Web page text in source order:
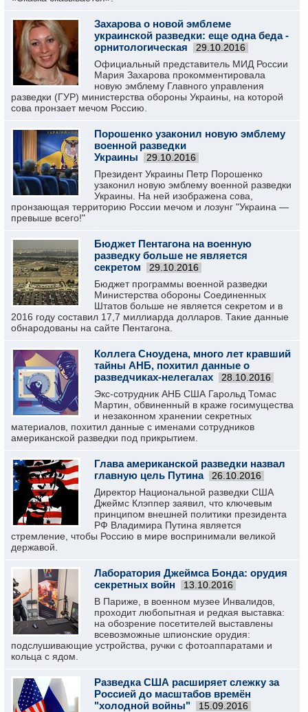
Захарова о новой эмблеме
украинской разведки: еще одна беда -
орнитологическая
29.10.2016
Официальный представитель МИД России
Мария Захарова прокомментировала
новую эмблему Главного управления
разведки (ГУР) министерства обороны Украины, на которой
сова пронзает мечом Россию.
Порошенко узаконил новую эмблему
военной разведки
Украины
29.10.2016
Президент Украины Петр Порошенко
узаконил новую эмблему военной разведки
Украины. На ней изображена сова,
пронзающая территорию России мечом и лозунг "Украина —
превыше всего!"
Бюджет Пентагона на военную
разведку больше не является
секретом
29.10.2016
Бюджет программы военной разведки
Министерства обороны Соединенных
Штатов больше не является секретом и в
2016 году составил 17,7 миллиарда долларов. Такие данные
обнародованы на сайте Пентагона.
Коллега Сноудена, много лет кравший
тайны АНБ, похитил данные о
разведчиках-нелегалах
28.10.2016
Экс-сотрудник АНБ США Гарольд Томас
Мартин, обвиненный в краже госимущества
и незаконном хранении секретных
материалов, похитил данные с именами сотрудников
американской разведки под прикрытием.
Глава американской разведки назвал
главную цель Путина
26.10.2016
Директор Национальной разведки США
Джеймс Клэппер заявил, что ключевым
принципом внешней политики президента
РФ Владимира Путина является
стремление, чтобы Россию в мире воспринимали великой
державой.
Лаборатория Джеймса Бонда: орудия
секретных войн
13.10.2016
В Париже, в военном музее Инвалидов,
проходит любопытная и редкая выставка:
на обозрение посетителей выставлены
всевозможные шпионские орудия:
подслушивающие устройства, ручки с фотоаппаратами и
кольца с ядом.
Разведка США расширяет слежку за
Россией до масштабов времён
"холодной войны"
15.09.2016